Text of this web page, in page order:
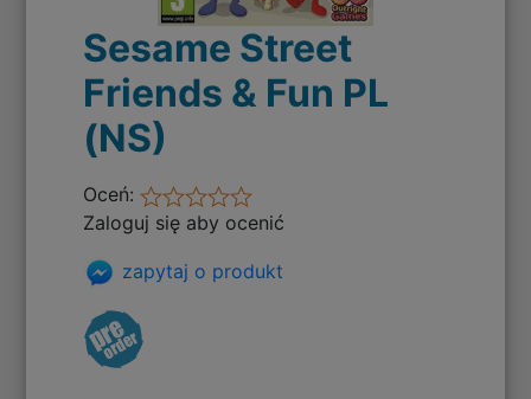
Sesame Street
Friends & Fun PL
(NS)
Oceń:
Zaloguj się aby ocenić
zapytaj o produkt